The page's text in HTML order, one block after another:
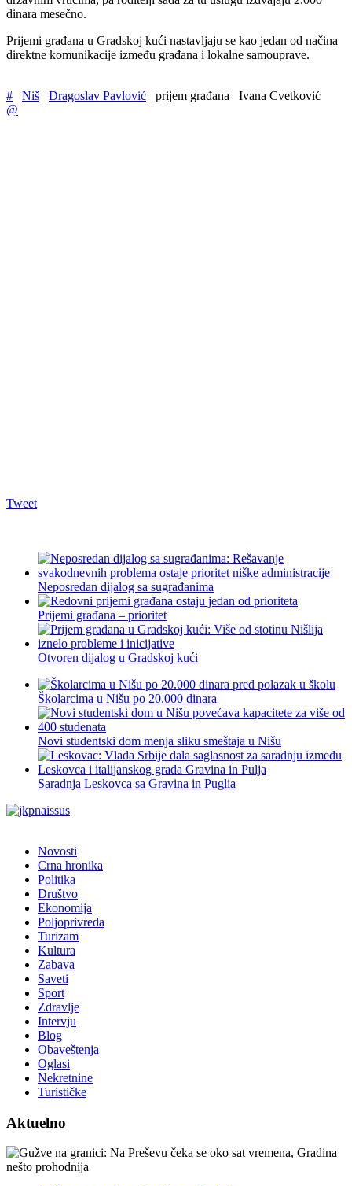
dinara mesečno.
Prijemi građana u Gradskoj kući nastavljaju se kao jedan od načina
direktne komunikacije između građana i lokalne samouprave.
# Niš Dragoslav Pavlović prijem građana
Ivana Cvetković
@
Tweet
Neposredan dijalog sa sugrađanima
Prijemi građana – prioritet
Otvoren dijalog u Gradskoj kući
Školarcima u Nišu po 20.000 dinara
Novi studentski dom menja sliku smeštaja u Nišu
Saradnja Leskovca sa Gravina in Puglia
Novosti
Crna hronika
Politika
Društvo
Ekonomija
Poljoprivreda
Turizam
Kultura
Zabava
Saveti
Sport
Zdravlje
Intervju
Blog
Obaveštenja
Oglasi
Nekretnine
Turističke
Aktuelno